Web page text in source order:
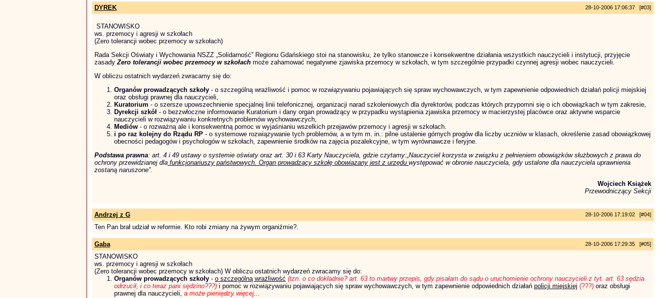
DYREK 28-10-2006 17:06:37 [#03]
STANOWISKO
ws. przemocy i agresji w szkołach
(Zero tolerancji wobec przemocy w szkołach)
Rada Sekcji Oświaty i Wychowania NSZZ „Solidarność” Regionu Gdańskiego stoi na stanowisku, że tylko stanowcze i konsekwentne działania wszystkich nauczycieli i instytucji, przyjęcie
zasadyZero tolerancji wobec przemocy w szkołach może zahamować negatywne zjawiska przemocy w szkołach, w tym szczególnie przypadki czynnej agresji wobec nauczycieli.
W obliczu ostatnich wydarzeń zwracamy się do:
Organów prowadzących szkoły - o szczególną wrażliwość i pomoc w rozwiązywaniu pojawiających się spraw wychowawczych, w tym zapewnienie odpowiednich działań policji miejskiej
oraz obsługi prawnej dla nauczycieli,
Kuratorium - o szersze upowszechnienie specjalnej linii telefonicznej, organizacji narad szkoleniowych dla dyrektorów, podczas których przypomni się o ich obowiązkach w tym zakresie,
Dyrekcji szkół - o bezzwłoczne informowanie Kuratorium i dany organ prowadzący w przypadku wystąpienia zjawiska przemocy w macierzystej placówce oraz aktywne wsparcie
nauczycieli w rozwiązywaniu konkretnych problemów wychowawczych,
Mediów - o rozważną ale i konsekwentną pomoc w wyjaśnianiu wszelkich przejawów przemocy i agresji w szkołach.
i po raz kolejny do Rządu RP - o systemowe rozwiązywanie tych problemów, a w tym m. in.: pilne ustalenie górnych progów dla liczby uczniów w klasach, określenie zasad obowiązkowej
obecności pedagogów i psychologów w szkołach, zapewnienie środków na zajęcia pozalekcyjne, w tym wyrównawcze i feryjne.
Podstawa prawna: art. 4 i 49 ustawy o systemie oświaty oraz art. 30 i 63 Karty Nauczyciela, gdzie czytamy:„Nauczyciel korzysta w związku z pełnieniem obowiązków służbowych z prawa do
ochrony przewidzianej dla funkcjonariuszy państwowych. Organ prowadzący szkołę obowiązany jest z urzędu występować w obronie nauczyciela, gdy ustalone dla nauczyciela uprawnienia
zostaną naruszone”.
Wojciech Książek
Przewodniczący Sekcji
Andrzej z G 28-10-2006 17:19:02 [#04]
Ten Pan brał udział w reformie. Kto robi zmiany na żywym organiźmie?.
Gaba 28-10-2006 17:29:35 [#05]
STANOWISKO
ws. przemocy i agresji w szkołach
(Zero tolerancji wobec przemocy w szkołach) W obliczu ostatnich wydarzeń zwracamy się do:
Organów prowadzących szkoły - o szczególną wrażliwość (tzn. o co dokładnie? art. 63 to martwy przepis, gdy pisałam do sądu o uruchomienie ochrony nauczycieli z tyt. art. 63 sędzia
odrzucił, i co teraz pani sędzino???) i pomoc w rozwiązywaniu pojawiających się spraw wychowawczych, w tym zapewnienie odpowiednich działań policji miejskiej (???) oraz obsługi
prawnej dla nauczycieli, a może pieniędzy więcej.. .